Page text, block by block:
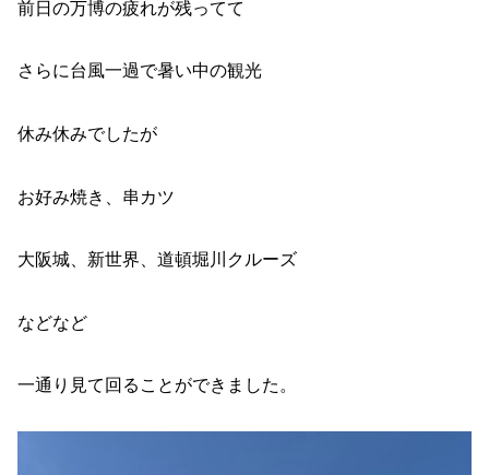
前日の万博の疲れが残ってて
さらに台風一過で暑い中の観光
休み休みでしたが
お好み焼き、串カツ
大阪城、新世界、道頓堀川クルーズ
などなど
一通り見て回ることができました。